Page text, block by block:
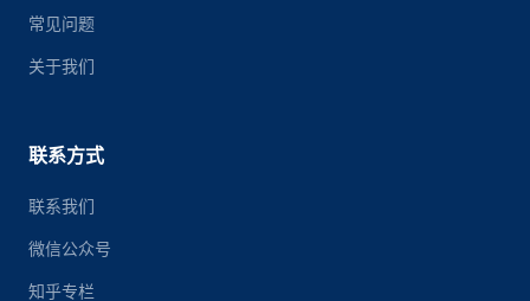
常见问题
关于我们
联系方式
联系我们
微信公众号
知乎专栏